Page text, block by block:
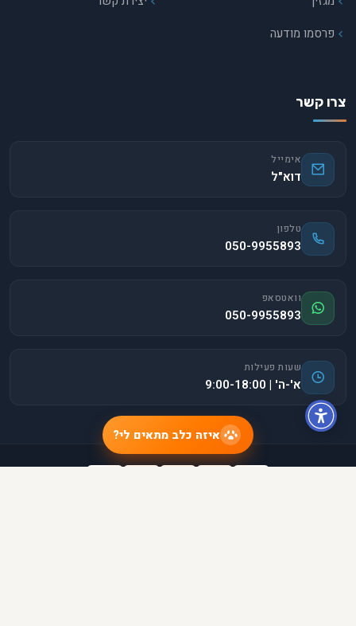
פרסמו מודעה
צרו קשר
אימייל
דוא"ל
טלפון
050-9955893
וואטסאפ
050-9955893
שעות פעילות
א'-ה' | 9:00-18:00
איזה כלב מתאים לי?